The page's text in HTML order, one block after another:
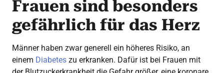
Frauen sind besonders
gefährlich für das Herz
Männer haben zwar generell ein höheres Risiko, an
einem Diabetes zu erkranken. Dafür ist bei Frauen mit